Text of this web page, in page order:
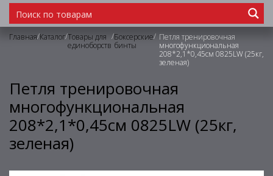
Главная/Каталог/Товары для
единоборств
/Боксерские
бинты
/ Петля тренировочная
многофункциональная
208*2,1*0,45см 0825LW (25кг,
зеленая)
Петля тренировочная
многофункциональная
208*2,1*0,45см 0825LW (25кг,
зеленая)